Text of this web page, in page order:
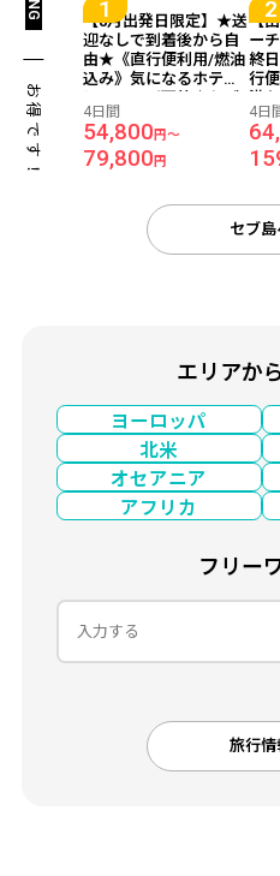
お得です！
【8月出発日限定】★送
迎なしで到着後から自
由★《直行便利用/燃油
込み》気になるホテル
島に詳しいスタッフが
ご案内します！『価格
重視ホテル』宿泊 セブ
島4日間 【成田発/セブ
4日間
54,800円～
79,800円
【
ー
終
行
利
徒
ル
4
4日
セブ
エリアか
ヨーロッパ
北米
オセアニア
アフリカ
フリー
旅行情